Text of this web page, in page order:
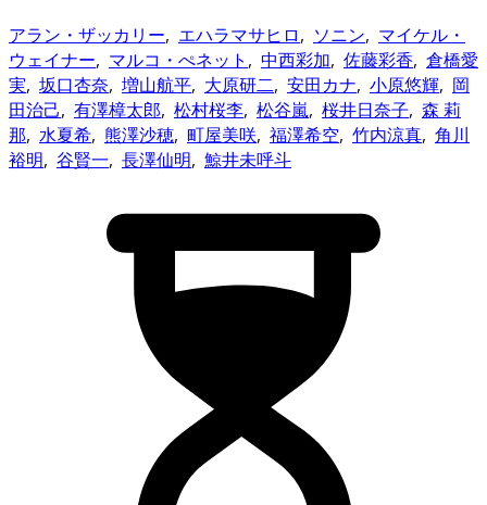
アラン・ザッカリー, エハラマサヒロ, ソニン, マイケル・
ウェイナー, マルコ・ぺネット , 中西彩加, 佐藤彩香, 倉橋愛
実, 坂口杏奈, 増山航平, 大原研二, 安田カナ, 小原悠輝, 岡
田治己, 有澤樟太郎, 松村桜李, 松谷嵐, 桜井日奈子, 森 莉
那, 水夏希, 熊澤沙穂, 町屋美咲, 福澤希空, 竹内涼真, 角川
裕明, 谷賢一, 長澤仙明, 鯨井未呼斗